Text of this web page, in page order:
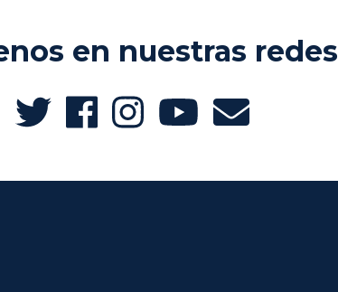
en nuestras redes